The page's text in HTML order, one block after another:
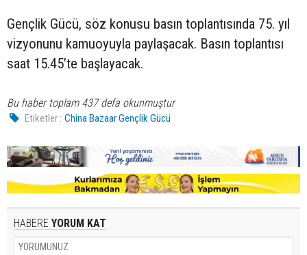
Gençlik Gücü, söz konusu basın toplantısında 75. yıl
vizyonunu kamuoyuyla paylaşacak. Basın toplantısı
saat 15.45’te başlayacak.
Bu haber toplam 437 defa okunmuştur
Etiketler : China Bazaar Gençlik Gücü
HABERE YORUM KAT